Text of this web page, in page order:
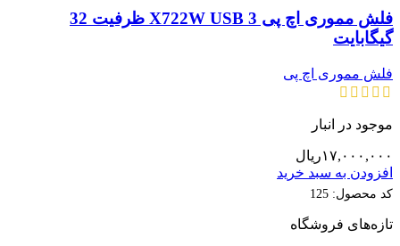
فلش مموری اچ پی X722W USB 3 ظرفیت 32
گیگابایت
فلش مموری اچ پی
موجود در انبار
۱۷,۰۰۰,۰۰۰ریال
افزودن به سبد خرید
کد محصول: 125
تازه‌های فروشگاه